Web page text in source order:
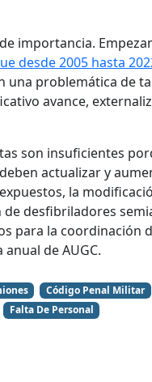
importancia.
desde 2005 hasta
problemática de
avance,
son insuficientes
actualizar y
la
desfibriladores
para la coordinación
de AUGC.
Código Penal Militar
Falta De Personal